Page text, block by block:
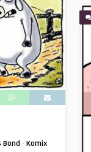
Bond · Komix